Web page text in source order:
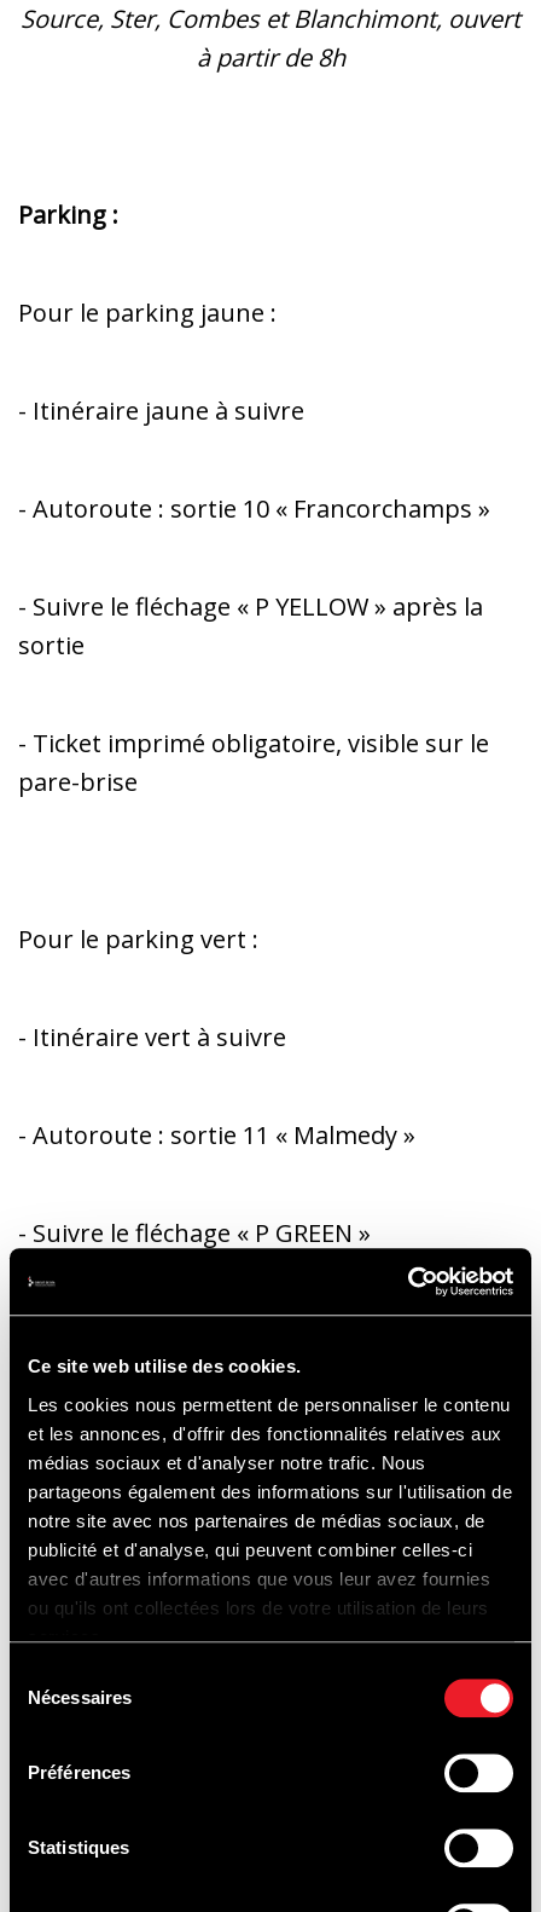
Ce site web utilise des cookies.
Les cookies nous permettent de personnaliser le contenu
et les annonces, d'offrir des fonctionnalités relatives aux
médias sociaux et d'analyser notre trafic. Nous
partageons également des informations sur l'utilisation de
notre site avec nos partenaires de médias sociaux, de
publicité et d'analyse, qui peuvent combiner celles-ci
avec d'autres informations que vous leur avez fournies
ou qu'ils ont collectées lors de votre utilisation de leurs
services.
Nécessaires
Préférences
Statistiques
Source, Ster, Combes et Blanchimont, ouvert
à partir de 8h
Parking :
Pour le parking jaune :
- Itinéraire jaune à suivre
- Autoroute : sortie 10 « Francorchamps »
- Suivre le fléchage « P YELLOW » après la
sortie
- Ticket imprimé obligatoire, visible sur le
pare-brise
Pour le parking vert :
- Itinéraire vert à suivre
- Autoroute : sortie 11 « Malmedy »
- Suivre le fléchage « P GREEN »
pare-brise
BILLETERIE PARKING